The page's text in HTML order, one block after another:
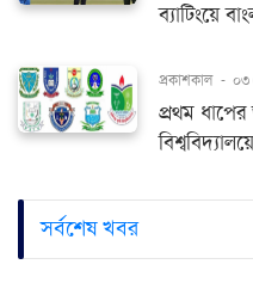
ব্যাটিংয়ে
প্রকাশকাল - ০৩
প্রথম
সর্বশেষ খবর